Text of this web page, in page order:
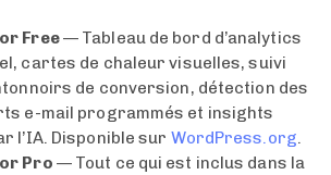
Free— Tableau de bord d’analytics
cartes de chaleur visuelles, suivi
de conversion, détection des
e-mail programmés et insights
l’IA. Disponible sur WordPress.org.
Pro — Tout ce qui est inclus dans la